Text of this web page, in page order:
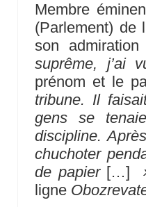
Membre
(Parlement) de
son
suprême, j’ai
prénom et le
tribune. Il
gens se
discipline.
chuchoter
de papier[…]
ligne